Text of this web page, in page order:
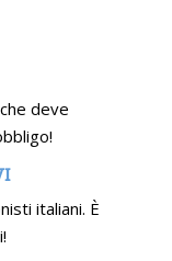
deve
italiani. È